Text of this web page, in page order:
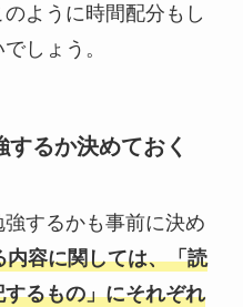
ように時間配分もし
しょう。
るか決めておく
するかも事前に決め
内容に関しては、「読
るもの」にそれぞれ